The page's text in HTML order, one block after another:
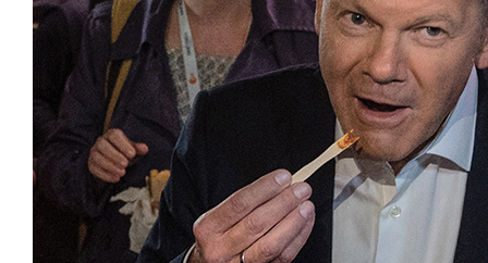
руководитель пресс-службы
С апреля 2013-го — председатель
межрегионального объединения
(РАПЭ). С февраля 2014 года —
«Национальная лига специалистов
лига).